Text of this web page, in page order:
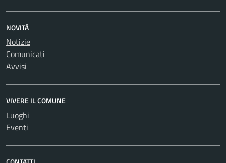
NOVITÀ
Notizie
Comunicati
Avvisi
VIVERE IL COMUNE
Luoghi
Eventi